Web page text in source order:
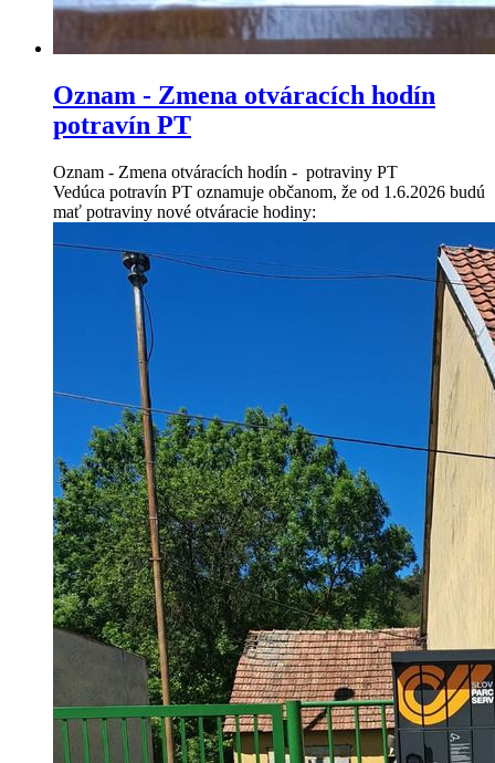
Oznam - Zmena otváracích hodín
potravín PT
Oznam - Zmena otváracích hodín - potraviny PT
Vedúca potravín PT oznamuje občanom, že od 1.6.2026 budú
mať potraviny nové otváracie hodiny: